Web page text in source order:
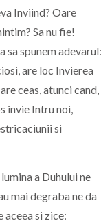
Inviind? Oare
Sa nu fie!
sa spunem adevarul:
are loc Invierea
ceas, atunci cand,
invie Intru noi,
si
a Duhului ne
mai degraba ne da
aceea si zice: